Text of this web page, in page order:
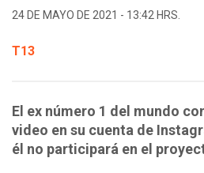
24 DE MAYO DE 2021 - 13:42 HRS.
T13
El ex número 1 del mundo
video en su cuenta de
él no participará en el